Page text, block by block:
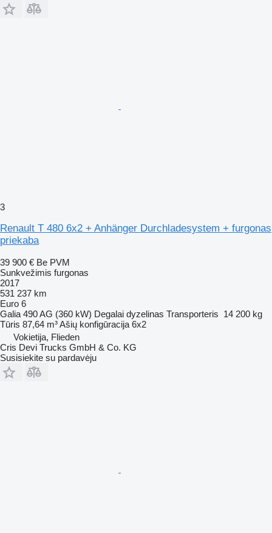
3
Renault T 480 6x2 + Anhänger Durchladesystem + furgonas
priekaba
39 900 € Be PVM
Sunkvežimis furgonas
2017
531 237 km
Euro 6
Galia 490 AG (360 kW) Degalai dyzelinas Transporteris 14 200 kg
Tūris 87,64 m³Ašių konfigūracija 6x2
Vokietija, Flieden
Cris Devi Trucks GmbH & Co. KG
Susisiekite su pardavėju